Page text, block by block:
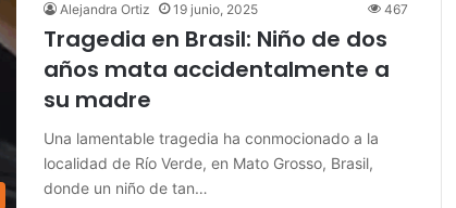
Alejandra Ortiz 19 junio, 2025 467
Tragedia en Brasil: Niño de dos
años mata accidentalmente a
su madre
Una lamentable tragedia ha conmocionado a la
localidad de Río Verde, en Mato Grosso, Brasil,
donde un niño de tan…